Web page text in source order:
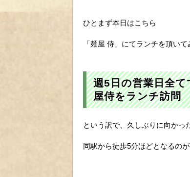
ひとまず本日はこちら
「麺屋 侍」にてランチを頂いて
週5日の営業日全
屋侍をランチ訪問
という訳で、久しぶりに向かっ
同駅から徒歩5分ほどとなるの